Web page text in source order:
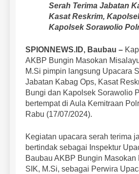
Serah Terima Jabatan
Kasat Reskrim,
Kapolsek Sorawolio
SPIONNEWS.ID, Baubau –
AKBP Bungin Masokan
M.Si pimpin langsung Upacara
Jabatan Kabag Ops, Kasat
Bungi dan Kapolsek Sorawolio
bertempat di Aula Kemitraan
Rabu (17/07/2024).
Kegiatan upacara serah terima
bertindak sebagai Inspektur
Baubau AKBP Bungin Masokan
SIK, M.Si, sebagai Perwira